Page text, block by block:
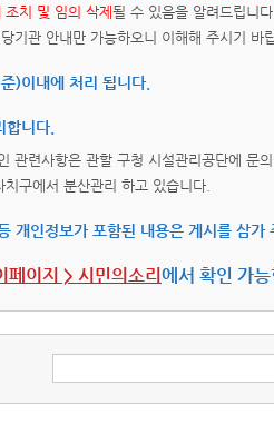
치 및 임의 삭제 될 수 있음을 알려드립니다.
기관 안내만 가능하오니 이해해 주시기 바
)이내에 처리 됩니다.
니다.
관련사항은 관할 구청 시설관리공단에 문의
구에서 분산관리 하고 있습니다.
개인정보가 포함된 내용은 게시를 삼가
페이지 > 시민의소리 에서 확인 가능